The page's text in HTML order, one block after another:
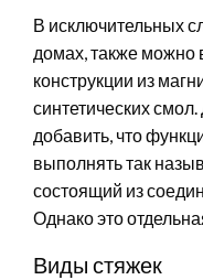
В исключительных
домах, также можно
конструкции из
синтетических
добавить, что
выполнять так
состоящий из
Однако это
Виды стяжек